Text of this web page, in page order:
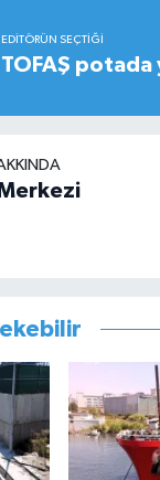
EDITÖRÜN SEÇTIĞI
TOFAŞ potada